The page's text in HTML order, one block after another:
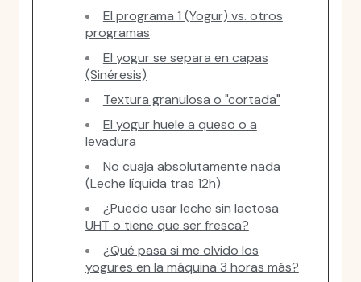
El programa 1 (Yogur) vs. otros
programas
El yogur se separa en capas
(Sinéresis)
Textura granulosa o "cortada"
El yogur huele a queso o a
levadura
No cuaja absolutamente nada
(Leche líquida tras 12h)
¿Puedo usar leche sin lactosa
UHT o tiene que ser fresca?
¿Qué pasa si me olvido los
yogures en la máquina 3 horas más?